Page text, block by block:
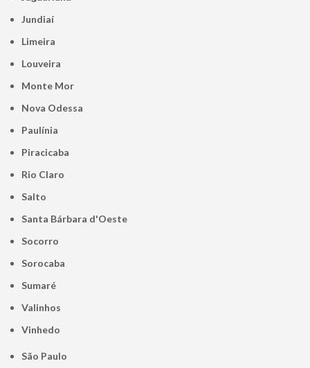
Jundiaí
Limeira
Louveira
Monte Mor
Nova Odessa
Paulínia
Piracicaba
Rio Claro
Salto
Santa Bárbara d'Oeste
Socorro
Sorocaba
Sumaré
Valinhos
Vinhedo
São Paulo